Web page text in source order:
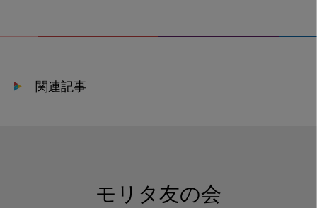
関連記事
モリタ友の会